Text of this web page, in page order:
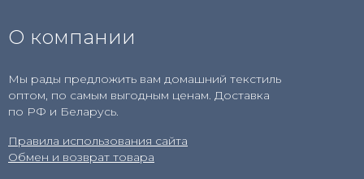
О компании
Мы рады предложить вам домашний текстиль
оптом, по самым выгодным ценам. Доставка
по РФ и Беларусь.
Правила использования сайта
Обмен и возврат товара